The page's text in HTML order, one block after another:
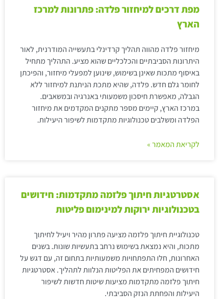
מפת דרכים למיחזור פלדה: פתרונות למרכז
הארץ
מיחזור פלדה מהווה תהליך קרדינלי בתעשייה המודרנית, לאור
היתרונות הסביבתיים והכלכליים שהוא מציע. התהליך מתחיל
באיסוף מתכות שאינן בשימוש, שינוען למפעלי מיחזור, והפיכתן
לחומר גלם חדש. פלדה, שהיא מתכת הניתנת למיחזור ללא
הגבלה, מאפשרת חיסכון משמעותי באנרגיה ובמשאבים.
במרכז הארץ, קיימים מספר מתקנים המקדמים את מיחזור
הפלדה ומשלבים טכנולוגיות מתקדמות לשיפור היעילות.
לקריאת המאמר »
אסטרטגיות חיתוך פלזמה מתקדמות: חידושים
בטכנולוגיות ירוקות למינימום פליטות
טכנולוגיית חיתוך פלזמה מציעה פתרון מהיר ויעיל לחיתוך
מתכות, והיא נמצאת בשימוש נרחב בתעשיות שונות. בשנים
האחרונות, חלו התפתחויות משמעותיות בתחום זה, עם דגש על
חידושים המפחיתים את הפליטות הנלוות לתהליך. אסטרטגיות
חיתוך פלזמה מתקדמות מציעות שיטות חדשות לשיפור
היעילות והפחתת הנזק הסביבתי.